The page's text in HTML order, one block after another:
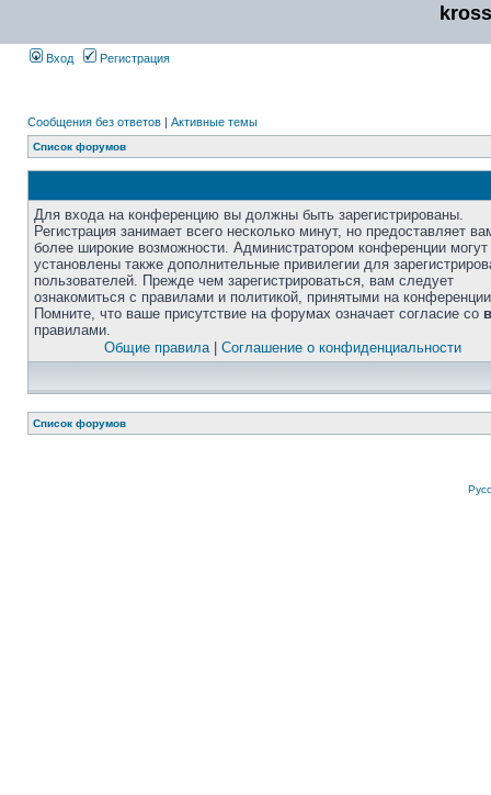
Вход Регистрация
Сообщения без ответов | Активные темы
Список форумов
Для входа на конференцию вы должны быть зарегистрированы.
Регистрация занимает всего несколько минут, но предоставляет
более широкие возможности. Администратором конференции
установлены также дополнительные привилегии для
пользователей. Прежде чем зарегистрироваться, вам следует
ознакомиться с правилами и политикой, принятыми на
Помните, что ваше присутствие на форумах означает согласие со
правилами.
Общие правила| Соглашение о конфиденциальности
Список форумов